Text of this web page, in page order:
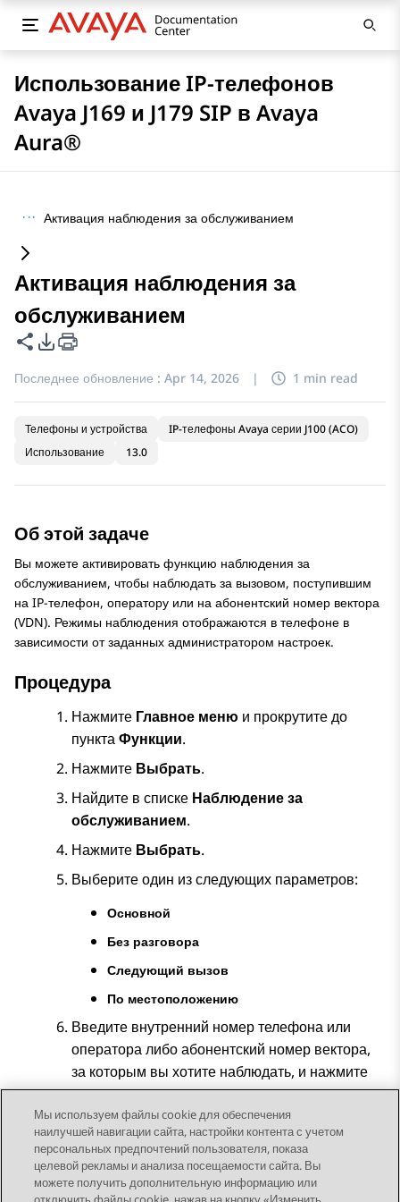
Использование IP-телефонов
Avaya J169 и J179 SIP в Avaya
Aura®
··· Активация наблюдения за обслуживанием
Активация наблюдения за
обслуживанием
Поделиться этой страницей
Параметры экспорта PDF
Последнее обновление : Apr 14, 2026 | 1 min read
Телефоны и устройства
IP-телефоны Avaya серии J100 (ACO)
Использование
13.0
Об этой задаче
Вы можете активировать функцию наблюдения за
обслуживанием, чтобы наблюдать за вызовом, поступившим
на IP-телефон, оператору или на абонентский номер вектора
(VDN). Режимы наблюдения отображаются в телефоне в
зависимости от заданных администратором настроек.
Процедура
Нажмите Главное меню и прокрутите до
пунктаФункции.
Нажмите Выбрать.
Найдите в списке Наблюдение за
обслуживанием.
Нажмите Выбрать.
Выберите один из следующих параметров:
Основной
Без разговора
Следующий вызов
По местоположению
Введите внутренний номер телефона или
оператора либо абонентский номер вектора,
за которым вы хотите наблюдать, и нажмите
Ввод.
Send Feedback
Мы используем файлы cookie для обеспечения
наилучшей навигации сайта, настройки контента с учетом
персональных предпочтений пользователя, показа
целевой рекламы и анализа посещаемости сайта. Вы
можете получить дополнительную информацию или